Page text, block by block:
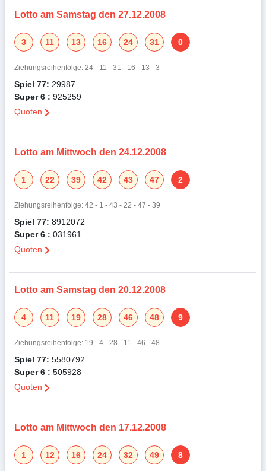
Lotto am Samstag den 27.12.2008
3 11 13 16 24 31 0
Ziehungsreihenfolge: 24 - 11 - 31 - 16 - 13 - 3
Spiel 77: 29987
Super 6 : 925259
Quoten
Lotto am Mittwoch den 24.12.2008
1 22 39 42 43 47 2
Ziehungsreihenfolge: 42 - 1 - 43 - 22 - 47 - 39
Spiel 77: 8912072
Super 6 : 031961
Quoten
Lotto am Samstag den 20.12.2008
4 11 19 28 46 48 9
Ziehungsreihenfolge: 19 - 4 - 28 - 11 - 46 - 48
Spiel 77: 5580792
Super 6 : 505928
Quoten
Lotto am Mittwoch den 17.12.2008
1 12 16 24 32 49 8